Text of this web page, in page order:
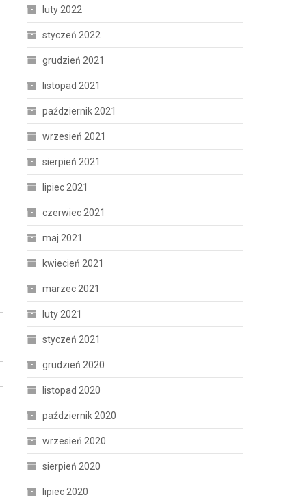
luty 2022
styczeń 2022
grudzień 2021
listopad 2021
październik 2021
wrzesień 2021
sierpień 2021
lipiec 2021
czerwiec 2021
maj 2021
kwiecień 2021
marzec 2021
luty 2021
styczeń 2021
grudzień 2020
listopad 2020
październik 2020
wrzesień 2020
sierpień 2020
lipiec 2020